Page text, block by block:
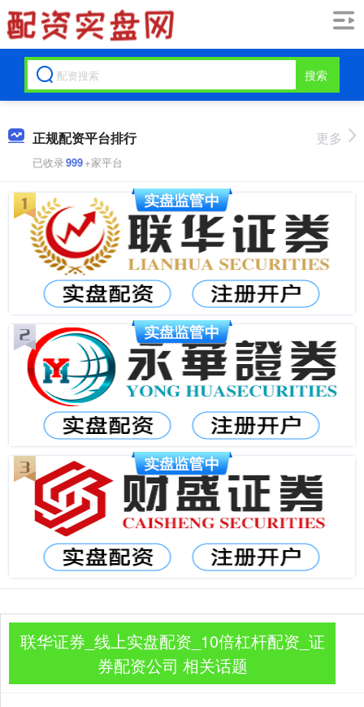
搜索
正规配资平台排行
已收录999+家平台
更多
联华证券_线上实盘配资_10倍杠杆配资_证
券配资公司 相关话题